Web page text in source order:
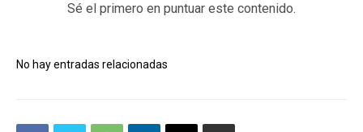
Sé el primero en puntuar este contenido.
No hay entradas relacionadas